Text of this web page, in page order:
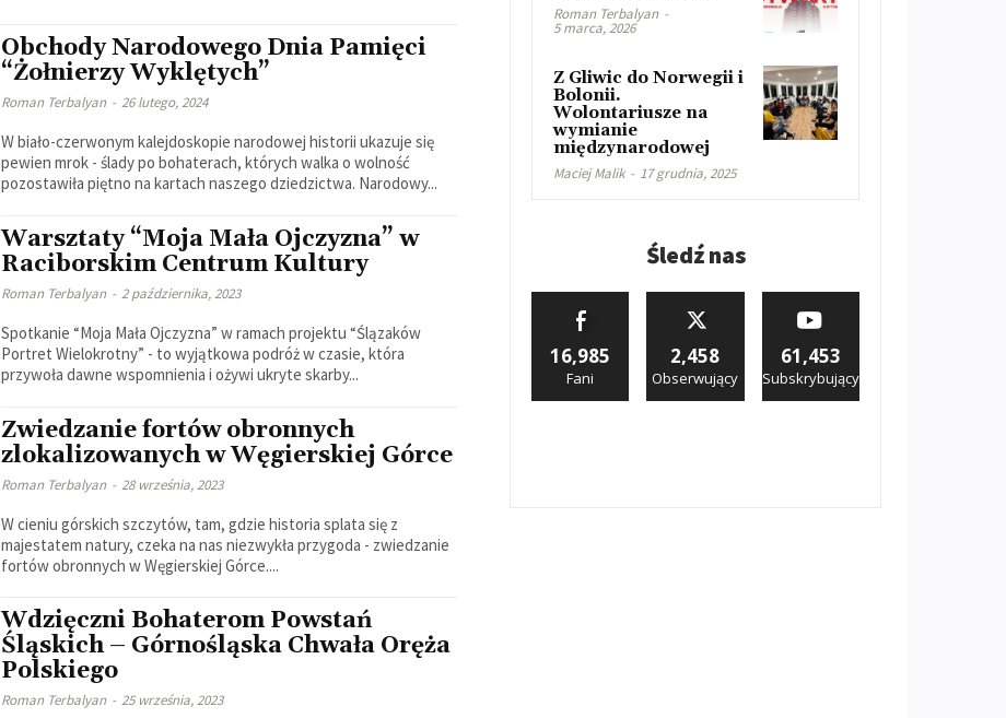
Obchody Narodowego Dnia Pamięci
“Żołnierzy Wyklętych”
Roman Terbalyan - 26 lutego, 2024
W biało-czerwonym kalejdoskopie narodowej historii ukazuje się
pewien mrok - ślady po bohaterach, których walka o wolność
pozostawiła piętno na kartach naszego dziedzictwa. Narodowy...
Warsztaty “Moja Mała Ojczyzna” w
Raciborskim Centrum Kultury
Roman Terbalyan - 2 października, 2023
Spotkanie “Moja Mała Ojczyzna” w ramach projektu “Ślązaków
Portret Wielokrotny” - to wyjątkowa podróż w czasie, która
przywoła dawne wspomnienia i ożywi ukryte skarby...
Zwiedzanie fortów obronnych
zlokalizowanych w Węgierskiej Górce
Roman Terbalyan - 28 września, 2023
W cieniu górskich szczytów, tam, gdzie historia splata się z
majestatem natury, czeka na nas niezwykła przygoda - zwiedzanie
fortów obronnych w Węgierskiej Górce....
Wdzięczni Bohaterom Powstań
Śląskich – Górnośląska Chwała Oręża
Polskiego
Roman Terbalyan - 25 września, 2023
Roman Terbalyan -
5 marca, 2026
Z Gliwic do Norwegii i
Bolonii.
Wolontariusze na
wymianie
międzynarodowej
Maciej Malik - 17 grudnia, 2025
Śledź nas
16,985
Fani
2,458
Obserwujący
61,453
Subskrybujący